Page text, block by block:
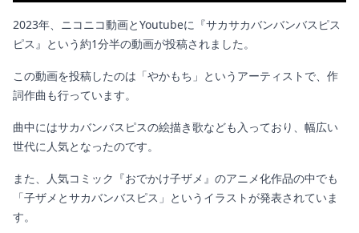
2023年、ニコニコ動画とYoutubeに『サカサカバンバンバスピス
ピス』という約1分半の動画が投稿されました。
この動画を投稿したのは「やかもち」というアーティストで、作
詞作曲も行っています。
曲中にはサカバンバスピスの絵描き歌なども入っており、幅広い
世代に人気となったのです。
また、人気コミック『おでかけ子ザメ』のアニメ化作品の中でも
「子ザメとサカバンバスピス」というイラストが発表されていま
す。